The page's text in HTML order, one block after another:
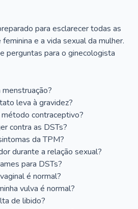
para esclarecer todas as
e a vida sexual da mulher.
perguntas para o ginecologista
menstruação?
leva à gravidez?
contraceptivo?
contra as DSTs?
da TPM?
durante a relação sexual?
para DSTs?
é normal?
vulva é normal?
de libido?